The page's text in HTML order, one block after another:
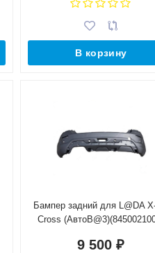
В корзину
Бампер задний для L@DA
Cross
9 500₽